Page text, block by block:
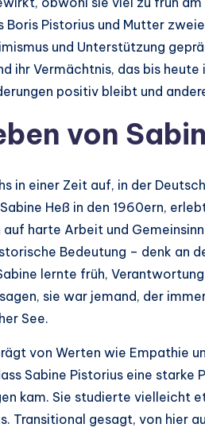
Boris Pistorius und Mutter
und Unterstützung
ihr Vermächtnis, das bis
positiv bleibt und
von
in einer Zeit auf, in der
Heß in den 1960ern,
auf harte Arbeit und
Bedeutung – denk an
lernte früh,
sie war jemand, der
See.
von Werten wie Empathie
Sabine Pistorius eine
kam. Sie studierte vielleicht
Transitional gesagt, von hier